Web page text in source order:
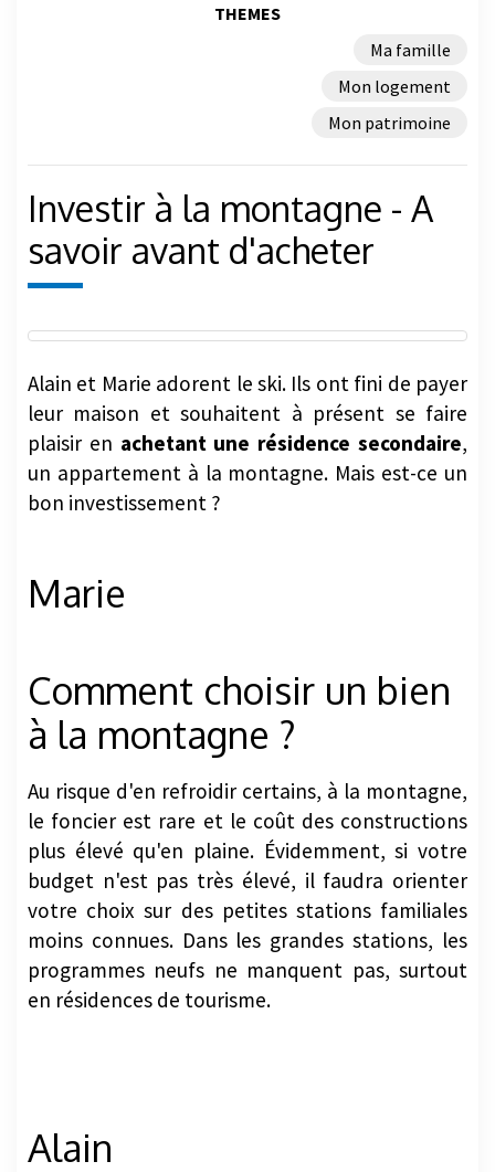
THEMES
Ma famille
Mon logement
Mon patrimoine
Investir à la montagne - A
savoir avant d'acheter
Alain et Marie adorent le ski. Ils ont fini de payer
leur maison et souhaitent à présent se faire
plaisir en achetant une résidence secondaire,
un appartement à la montagne. Mais est-ce un
bon investissement ?
Marie
Comment choisir un bien
à la montagne ?
Au risque d'en refroidir certains, à la montagne,
le foncier est rare et le coût des constructions
plus élevé qu'en plaine. Évidemment, si votre
budget n'est pas très élevé, il faudra orienter
votre choix sur des petites stations familiales
moins connues. Dans les grandes stations, les
programmes neufs ne manquent pas, surtout
en résidences de tourisme.
Alain